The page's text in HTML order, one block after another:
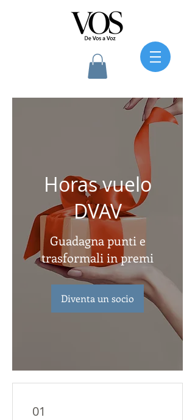
Horas vuelo
DVAV
Guadagna punti e
trasformali in premi
Diventa un socio
01